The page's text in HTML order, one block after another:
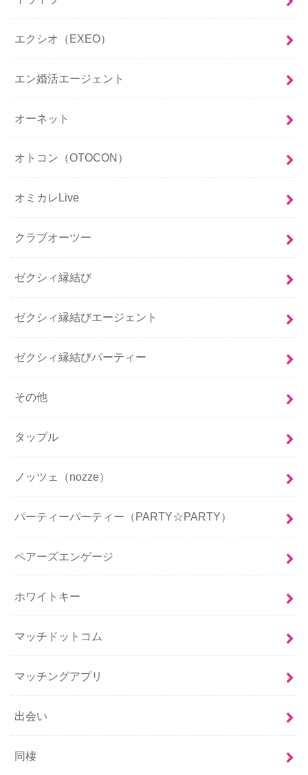
エクシオ（EXEO）
エン婚活エージェント
オーネット
オトコン（OTOCON）
オミカレLive
クラブオーツー
ゼクシィ縁結び
ゼクシィ縁結びエージェント
ゼクシィ縁結びパーティー
その他
タップル
ノッツェ（nozze）
パーティーパーティー（PARTY☆PARTY）
ペアーズエンゲージ
ホワイトキー
マッチドットコム
マッチングアプリ
出会い
同棲